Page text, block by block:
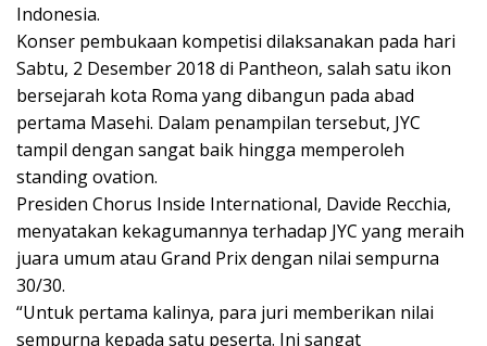
Indonesia.
Konser pembukaan kompetisi dilaksanakan pada hari
Sabtu, 2 Desember 2018 di Pantheon, salah satu ikon
bersejarah kota Roma yang dibangun pada abad
pertama Masehi. Dalam penampilan tersebut, JYC
tampil dengan sangat baik hingga memperoleh
standing ovation.
Presiden Chorus Inside International, Davide Recchia,
menyatakan kekagumannya terhadap JYC yang meraih
juara umum atau Grand Prix dengan nilai sempurna
30/30.
“Untuk pertama kalinya, para juri memberikan nilai
sempurna kepada satu peserta. Ini sangat